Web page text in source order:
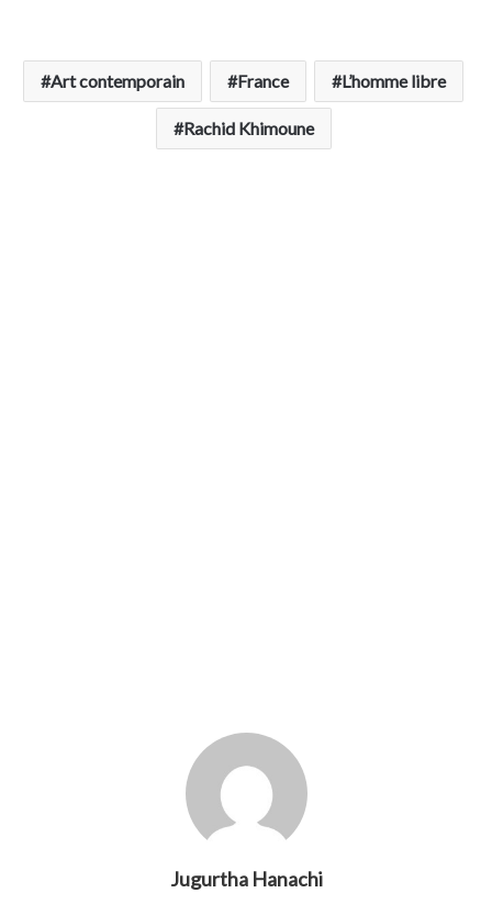
Art contemporain France L’homme libre
Rachid Khimoune
Jugurtha Hanachi